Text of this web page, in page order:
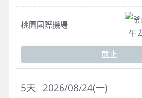
桃園國際機場
午
截止
2026/08/24(一)
5天